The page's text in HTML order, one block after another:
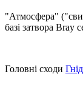
"Атмосфера"
базі затвора Bray
Головні сходи